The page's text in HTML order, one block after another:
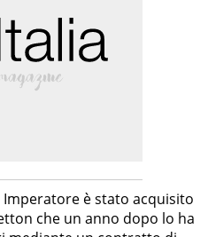
Imperatore è stato acquisito
che un anno dopo lo ha